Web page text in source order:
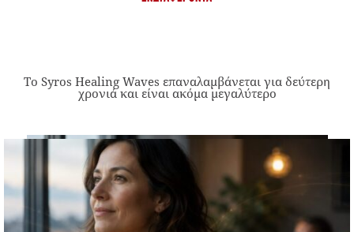
Το Syros Healing Waves επαναλαμβάνεται για δεύτερη
χρονιά και είναι ακόμα μεγαλύτερο